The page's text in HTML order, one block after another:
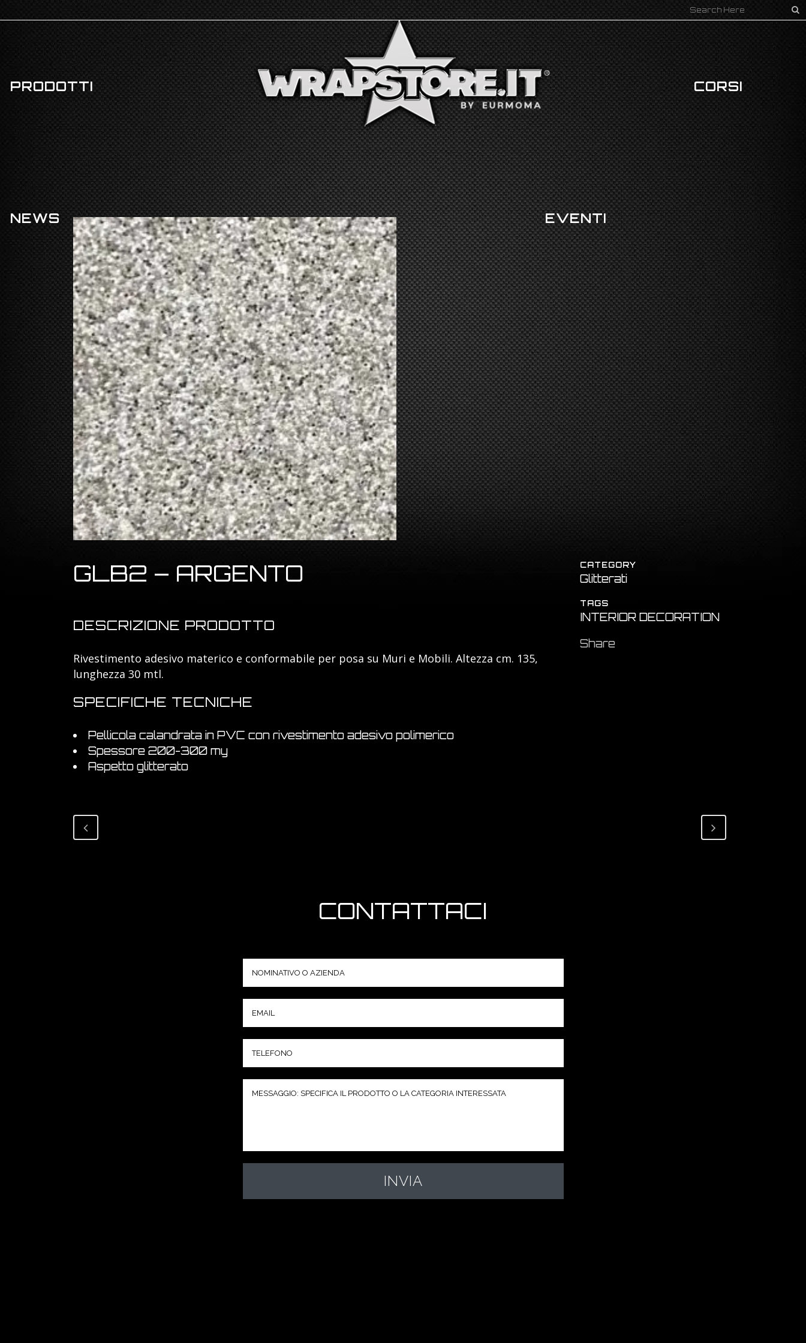
PRODOTTI
NEWS
CORSI
EVENTI
GLB2 – ARGENTO
DESCRIZIONE PRODOTTO
Rivestimento adesivo materico e conformabile per posa su Muri e Mobili. Altezza cm. 135,
lunghezza 30 mtl.
SPECIFICHE TECNICHE
Pellicola calandrata in PVC con rivestimento adesivo polimerico
Spessore 200-300 my
Aspetto glitterato
CATEGORY
Glitterati
TAGS
INTERIOR DECORATION
Share
CONTATTACI